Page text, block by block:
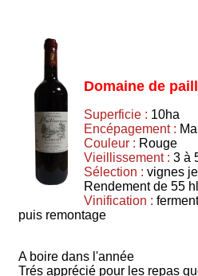
Domaine de
Superficie : 10ha
Encépagement :
Couleur : Rouge
Vieillissement : 3 à
Sélection : vignes
Rendement de 55
Vinification :
puis remontage
A boire dans l'année
Trés apprécié pour les repas